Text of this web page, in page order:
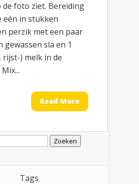
de foto ziet. Bereiding
eén in stukken
perzik met een paar
gewassen sla en 1
rijst-) melk in de
Read More
Tags